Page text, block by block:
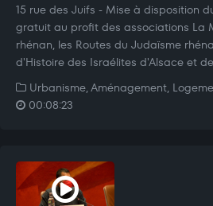
15 rue des Juifs - Mise à disposition
gratuit au profit des associations La
rhénan, les Routes du Judaïsme
d'Histoire des Israélites d'Alsace et
Urbanisme, Aménagement,
00:08:23